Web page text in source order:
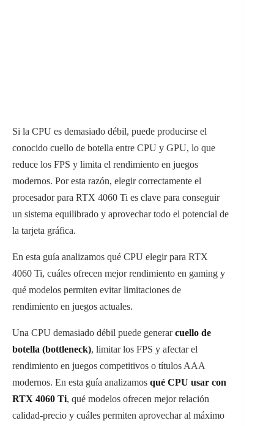
Si la CPU es demasiado débil, puede producirse el
conocido cuello de botella entre CPU y GPU, lo que
reduce los FPS y limita el rendimiento en juegos
modernos. Por esta razón, elegir correctamente el
procesador para RTX 4060 Ti es clave para conseguir
un sistema equilibrado y aprovechar todo el potencial de
la tarjeta gráfica.
En esta guía analizamos qué CPU elegir para RTX
4060 Ti, cuáles ofrecen mejor rendimiento en gaming y
qué modelos permiten evitar limitaciones de
rendimiento en juegos actuales.
Una CPU demasiado débil puede generarcuello de
botella (bottleneck), limitar los FPS y afectar el
rendimiento en juegos competitivos o títulos AAA
modernos. En esta guía analizamos qué CPU usar con
RTX 4060 Ti, qué modelos ofrecen mejor relación
calidad-precio y cuáles permiten aprovechar al máximo